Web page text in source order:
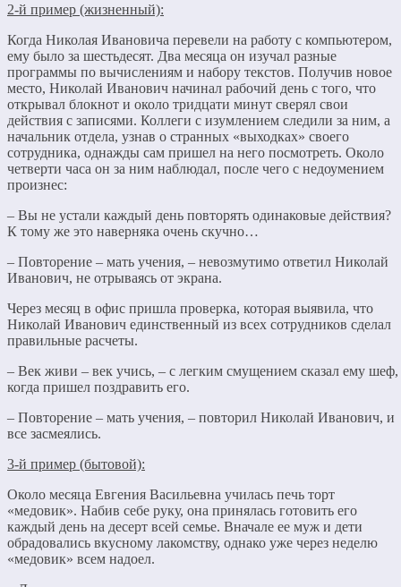
2-й пример (жизненный):
Когда Николая Ивановича перевели на работу с компьютером,
ему было за шестьдесят. Два месяца он изучал разные
программы по вычислениям и набору текстов. Получив новое
место, Николай Иванович начинал рабочий день с того, что
открывал блокнот и около тридцати минут сверял свои
действия с записями. Коллеги с изумлением следили за ним, а
начальник отдела, узнав о странных «выходках» своего
сотрудника, однажды сам пришел на него посмотреть. Около
четверти часа он за ним наблюдал, после чего с недоумением
произнес:
– Вы не устали каждый день повторять одинаковые действия?
К тому же это наверняка очень скучно…
– Повторение – мать учения, – невозмутимо ответил Николай
Иванович, не отрываясь от экрана.
Через месяц в офис пришла проверка, которая выявила, что
Николай Иванович единственный из всех сотрудников сделал
правильные расчеты.
– Век живи – век учись, – с легким смущением сказал ему шеф,
когда пришел поздравить его.
– Повторение – мать учения, – повторил Николай Иванович, и
все засмеялись.
3-й пример (бытовой):
Около месяца Евгения Васильевна училась печь торт
«медовик». Набив себе руку, она принялась готовить его
каждый день на десерт всей семье. Вначале ее муж и дети
обрадовались вкусному лакомству, однако уже через неделю
«медовик» всем надоел.